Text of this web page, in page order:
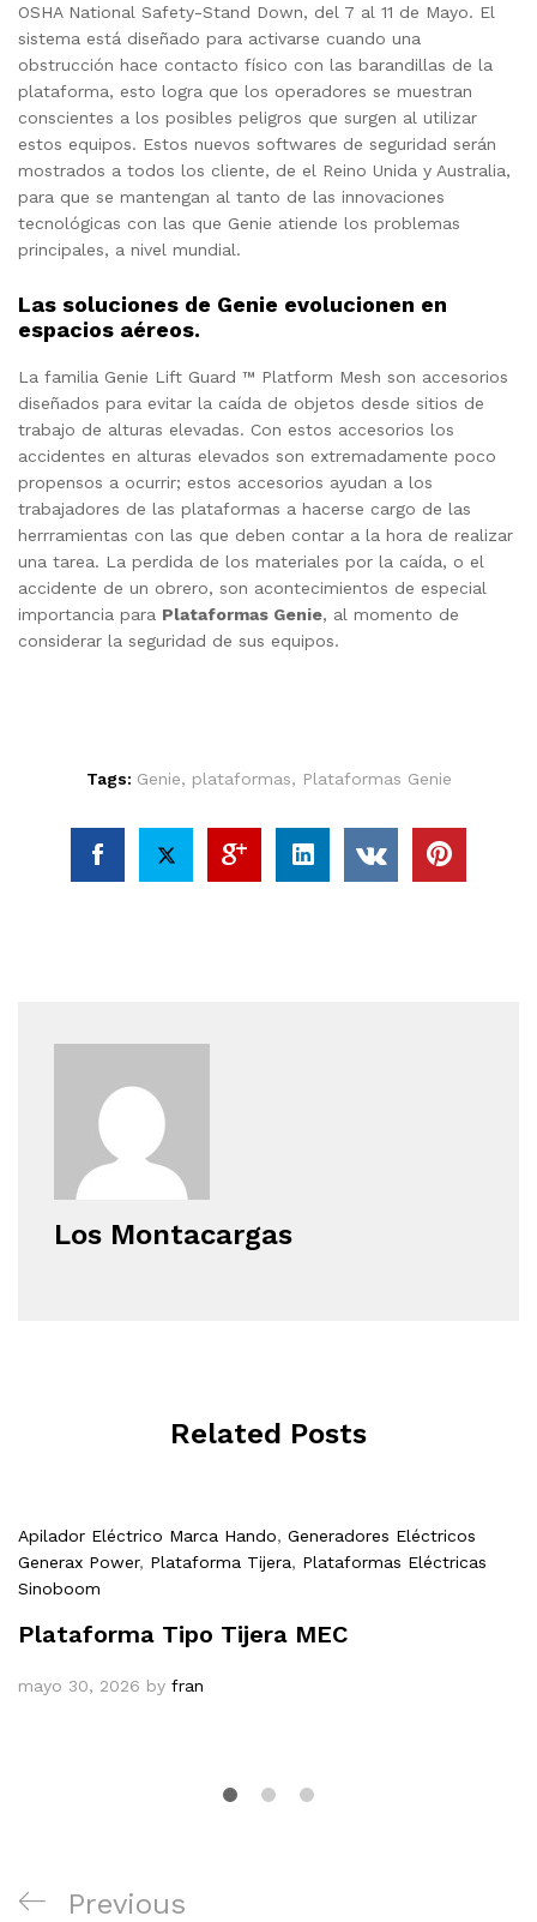
OSHA National Safety-Stand Down, del 7 al 11 de Mayo. El
sistema está diseñado para activarse cuando una
obstrucción hace contacto físico con las barandillas de la
plataforma, esto logra que los operadores se muestran
conscientes a los posibles peligros que surgen al utilizar
estos equipos. Estos nuevos softwares de seguridad serán
mostrados a todos los cliente, de el Reino Unida y Australia,
para que se mantengan al tanto de las innovaciones
tecnológicas con las que Genie atiende los problemas
principales, a nivel mundial.
Las soluciones de Genie evolucionen en
espacios aéreos.
La familia Genie Lift Guard ™ Platform Mesh son accesorios
diseñados para evitar la caída de objetos desde sitios de
trabajo de alturas elevadas. Con estos accesorios los
accidentes en alturas elevados son extremadamente poco
propensos a ocurrir; estos accesorios ayudan a los
trabajadores de las plataformas a hacerse cargo de las
herrramientas con las que deben contar a la hora de realizar
una tarea. La perdida de los materiales por la caída, o el
accidente de un obrero, son acontecimientos de especial
importancia para Plataformas Genie, al momento de
considerar la seguridad de sus equipos.
Tags: Genie, plataformas, Plataformas Genie
Los Montacargas
Related Posts
Apilador Eléctrico Marca Hando, Generadores Eléctricos
Generax Power, Plataforma Tijera, Plataformas Eléctricas
Sinoboom
Plataforma Tipo Tijera MEC
mayo 30, 2026 by fran
Navegación
Previous
Previous